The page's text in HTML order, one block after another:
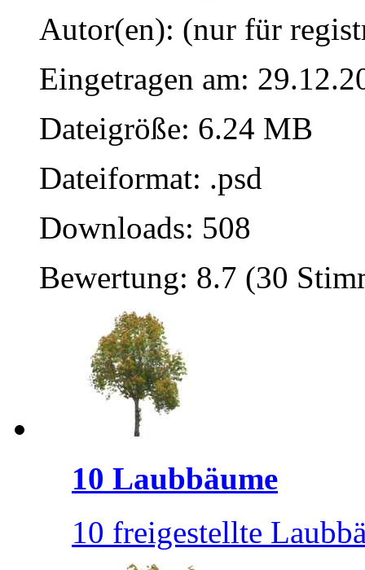
Autor(en): (nur für
Eingetragen am:
Dateigröße: 6.24 MB
Dateiformat: .psd
Downloads: 508
Bewertung: 8.7 (30
10 Laubbäume
10 freigestellte